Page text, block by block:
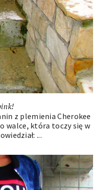
z plemienia Cherokee
walce, która toczy się w
...